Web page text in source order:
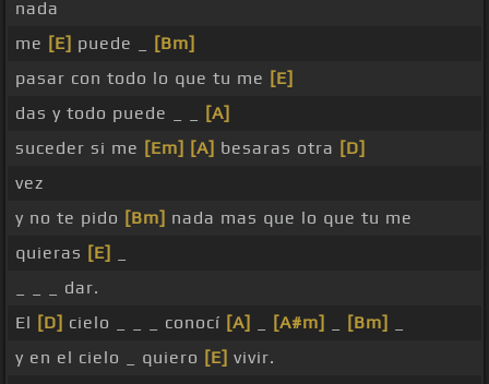
nada
me [E] puede _
[Bm]
pasar con todo lo que tu me [E]
das y todo puede _ _
[A]
suceder si me [Em] [A] besaras otra [D]
vez
y no te pido [Bm] nada mas que lo que tu me
quieras [E]
_ _ _ dar.
El [D] cielo _ _ _ conocí [A] [A#m] [Bm]
y en el cielo _ quiero [E] vivir.